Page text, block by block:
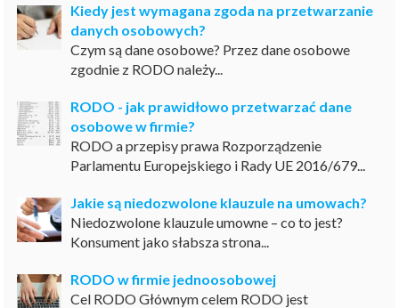
Kiedy jest wymagana zgoda na przetwarzanie
danych osobowych?
Czym są dane osobowe? Przez dane osobowe
zgodnie z RODO należy...
RODO - jak prawidłowo przetwarzać dane
osobowe w firmie?
RODO a przepisy prawa Rozporządzenie
Parlamentu Europejskiego i Rady UE 2016/679...
Jakie są niedozwolone klauzule na umowach?
Niedozwolone klauzule umowne – co to jest?
Konsument jako słabsza strona...
RODO w firmie jednoosobowej
Cel RODO Głównym celem RODO jest